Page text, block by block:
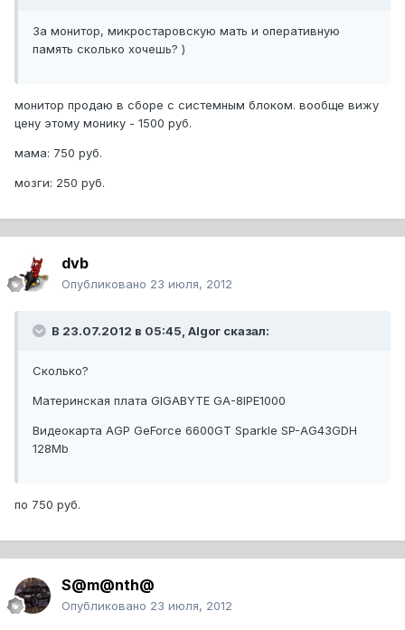
За монитор, микростаровскую мать и оперативную
память сколько хочешь? )
монитор продаю в сборе с системным блоком. вообще вижу
цену этому монику - 1500 руб.
мама: 750 руб.
мозги: 250 руб.
dvb
Опубликовано 23 июля, 2012
В 23.07.2012 в 05:45, Algor сказал:
Сколько?
Материнская плата GIGABYTE GA-8IPE1000
Видеокарта AGP GeForce 6600GT Sparkle SP-AG43GDH
128Mb
по 750 руб.
S@m@nth@
Опубликовано 23 июля, 2012